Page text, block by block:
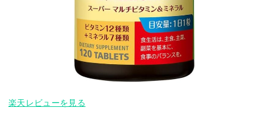
楽天レビューを見る